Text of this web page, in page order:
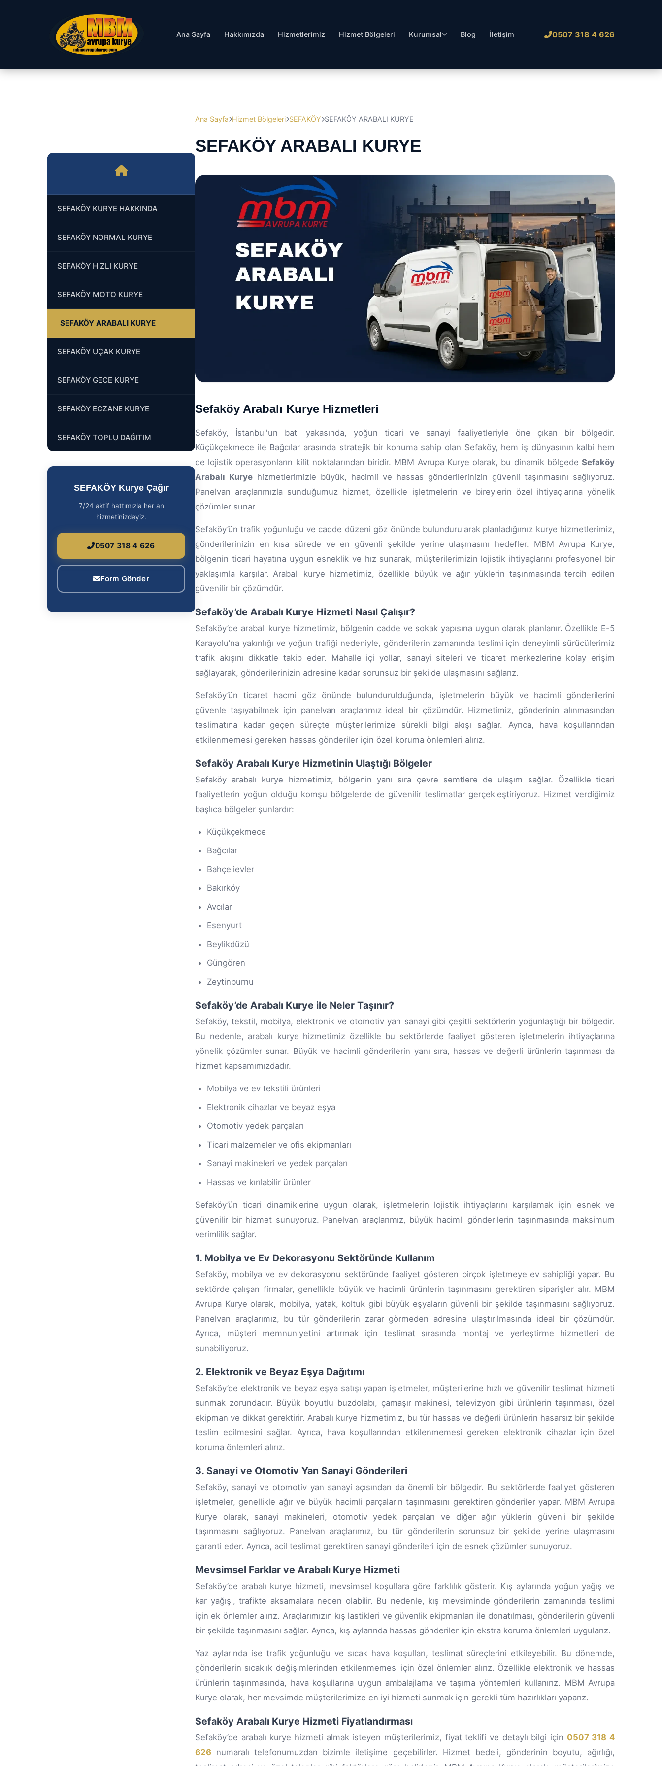
Ana Sayfa Hakkımızda Hizmetlerimiz Hizmet Bölgeleri Kurumsal Blog İletişim 0507 318 4 626
SEFAKÖY KURYE HAKKINDA
SEFAKÖY NORMAL KURYE
SEFAKÖY HIZLI KURYE
SEFAKÖY MOTO KURYE
SEFAKÖY ARABALI KURYE
SEFAKÖY UÇAK KURYE
SEFAKÖY GECE KURYE
SEFAKÖY ECZANE KURYE
SEFAKÖY TOPLU DAĞITIM
SEFAKÖY Kurye Çağır
7/24 aktif hattımızla her an
hizmetinizdeyiz.
0507 318 4 626
Form Gönder
Ana Sayfa Hizmet Bölgeleri SEFAKÖY SEFAKÖY ARABALI KURYE
SEFAKÖY ARABALI KURYE
Sefaköy Arabalı Kurye Hizmetleri
Sefaköy, İstanbul'un batı yakasında, yoğun ticari ve sanayi faaliyetleriyle öne çıkan bir bölgedir.
Küçükçekmece ile Bağcılar arasında stratejik bir konuma sahip olan Sefaköy, hem iş dünyasının kalbi hem
de lojistik operasyonların kilit noktalarından biridir. MBM Avrupa Kurye olarak, bu dinamik bölgede Sefaköy
Arabalı Kurye hizmetlerimizle büyük, hacimli ve hassas gönderilerinizin güvenli taşınmasını sağlıyoruz.
Panelvan araçlarımızla sunduğumuz hizmet, özellikle işletmelerin ve bireylerin özel ihtiyaçlarına yönelik
çözümler sunar.
Sefaköy’ün trafik yoğunluğu ve cadde düzeni göz önünde bulundurularak planladığımız kurye hizmetlerimiz,
gönderilerinizin en kısa sürede ve en güvenli şekilde yerine ulaşmasını hedefler. MBM Avrupa Kurye,
bölgenin ticari hayatına uygun esneklik ve hız sunarak, müşterilerimizin lojistik ihtiyaçlarını profesyonel bir
yaklaşımla karşılar. Arabalı kurye hizmetimiz, özellikle büyük ve ağır yüklerin taşınmasında tercih edilen
güvenilir bir çözümdür.
Sefaköy’de Arabalı Kurye Hizmeti Nasıl Çalışır?
Sefaköy’de arabalı kurye hizmetimiz, bölgenin cadde ve sokak yapısına uygun olarak planlanır. Özellikle E-5
Karayolu’na yakınlığı ve yoğun trafiği nedeniyle, gönderilerin zamanında teslimi için deneyimli sürücülerimiz
trafik akışını dikkatle takip eder. Mahalle içi yollar, sanayi siteleri ve ticaret merkezlerine kolay erişim
sağlayarak, gönderilerinizin adresine kadar sorunsuz bir şekilde ulaşmasını sağlarız.
Sefaköy’ün ticaret hacmi göz önünde bulundurulduğunda, işletmelerin büyük ve hacimli gönderilerini
güvenle taşıyabilmek için panelvan araçlarımız ideal bir çözümdür. Hizmetimiz, gönderinin alınmasından
teslimatına kadar geçen süreçte müşterilerimize sürekli bilgi akışı sağlar. Ayrıca, hava koşullarından
etkilenmemesi gereken hassas gönderiler için özel koruma önlemleri alırız.
Sefaköy Arabalı Kurye Hizmetinin Ulaştığı Bölgeler
Sefaköy arabalı kurye hizmetimiz, bölgenin yanı sıra çevre semtlere de ulaşım sağlar. Özellikle ticari
faaliyetlerin yoğun olduğu komşu bölgelerde de güvenilir teslimatlar gerçekleştiriyoruz. Hizmet verdiğimiz
başlıca bölgeler şunlardır:
Küçükçekmece
Bağcılar
Bahçelievler
Bakırköy
Avcılar
Esenyurt
Beylikdüzü
Güngören
Zeytinburnu
Sefaköy’de Arabalı Kurye ile Neler Taşınır?
Sefaköy, tekstil, mobilya, elektronik ve otomotiv yan sanayi gibi çeşitli sektörlerin yoğunlaştığı bir bölgedir.
Bu nedenle, arabalı kurye hizmetimiz özellikle bu sektörlerde faaliyet gösteren işletmelerin ihtiyaçlarına
yönelik çözümler sunar. Büyük ve hacimli gönderilerin yanı sıra, hassas ve değerli ürünlerin taşınması da
hizmet kapsamımızdadır.
Mobilya ve ev tekstili ürünleri
Elektronik cihazlar ve beyaz eşya
Otomotiv yedek parçaları
Ticari malzemeler ve ofis ekipmanları
Sanayi makineleri ve yedek parçaları
Hassas ve kırılabilir ürünler
Sefaköy’ün ticari dinamiklerine uygun olarak, işletmelerin lojistik ihtiyaçlarını karşılamak için esnek ve
güvenilir bir hizmet sunuyoruz. Panelvan araçlarımız, büyük hacimli gönderilerin taşınmasında maksimum
verimlilik sağlar.
1. Mobilya ve Ev Dekorasyonu Sektöründe Kullanım
Sefaköy, mobilya ve ev dekorasyonu sektöründe faaliyet gösteren birçok işletmeye ev sahipliği yapar. Bu
sektörde çalışan firmalar, genellikle büyük ve hacimli ürünlerin taşınmasını gerektiren siparişler alır. MBM
Avrupa Kurye olarak, mobilya, yatak, koltuk gibi büyük eşyaların güvenli bir şekilde taşınmasını sağlıyoruz.
Panelvan araçlarımız, bu tür gönderilerin zarar görmeden adresine ulaştırılmasında ideal bir çözümdür.
Ayrıca, müşteri memnuniyetini artırmak için teslimat sırasında montaj ve yerleştirme hizmetleri de
sunabiliyoruz.
2. Elektronik ve Beyaz Eşya Dağıtımı
Sefaköy’de elektronik ve beyaz eşya satışı yapan işletmeler, müşterilerine hızlı ve güvenilir teslimat hizmeti
sunmak zorundadır. Büyük boyutlu buzdolabı, çamaşır makinesi, televizyon gibi ürünlerin taşınması, özel
ekipman ve dikkat gerektirir. Arabalı kurye hizmetimiz, bu tür hassas ve değerli ürünlerin hasarsız bir şekilde
teslim edilmesini sağlar. Ayrıca, hava koşullarından etkilenmemesi gereken elektronik cihazlar için özel
koruma önlemleri alırız.
3. Sanayi ve Otomotiv Yan Sanayi Gönderileri
Sefaköy, sanayi ve otomotiv yan sanayi açısından da önemli bir bölgedir. Bu sektörlerde faaliyet gösteren
işletmeler, genellikle ağır ve büyük hacimli parçaların taşınmasını gerektiren gönderiler yapar. MBM Avrupa
Kurye olarak, sanayi makineleri, otomotiv yedek parçaları ve diğer ağır yüklerin güvenli bir şekilde
taşınmasını sağlıyoruz. Panelvan araçlarımız, bu tür gönderilerin sorunsuz bir şekilde yerine ulaşmasını
garanti eder. Ayrıca, acil teslimat gerektiren sanayi gönderileri için de esnek çözümler sunuyoruz.
Mevsimsel Farklar ve Arabalı Kurye Hizmeti
Sefaköy’de arabalı kurye hizmeti, mevsimsel koşullara göre farklılık gösterir. Kış aylarında yoğun yağış ve
kar yağışı, trafikte aksamalara neden olabilir. Bu nedenle, kış mevsiminde gönderilerin zamanında teslimi
için ek önlemler alırız. Araçlarımızın kış lastikleri ve güvenlik ekipmanları ile donatılması, gönderilerin güvenli
bir şekilde taşınmasını sağlar. Ayrıca, kış aylarında hassas gönderiler için ekstra koruma önlemleri uygularız.
Yaz aylarında ise trafik yoğunluğu ve sıcak hava koşulları, teslimat süreçlerini etkileyebilir. Bu dönemde,
gönderilerin sıcaklık değişimlerinden etkilenmemesi için özel önlemler alırız. Özellikle elektronik ve hassas
ürünlerin taşınmasında, hava koşullarına uygun ambalajlama ve taşıma yöntemleri kullanırız. MBM Avrupa
Kurye olarak, her mevsimde müşterilerimize en iyi hizmeti sunmak için gerekli tüm hazırlıkları yaparız.
Sefaköy Arabalı Kurye Hizmeti Fiyatlandırması
Sefaköy’de arabalı kurye hizmeti almak isteyen müşterilerimiz, fiyat teklifi ve detaylı bilgi için 0507 318 4
626 numaralı telefonumuzdan bizimle iletişime geçebilirler. Hizmet bedeli, gönderinin boyutu, ağırlığı,